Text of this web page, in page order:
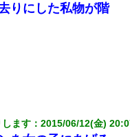
りにした私物が階
ます ：2015/06/12(金)